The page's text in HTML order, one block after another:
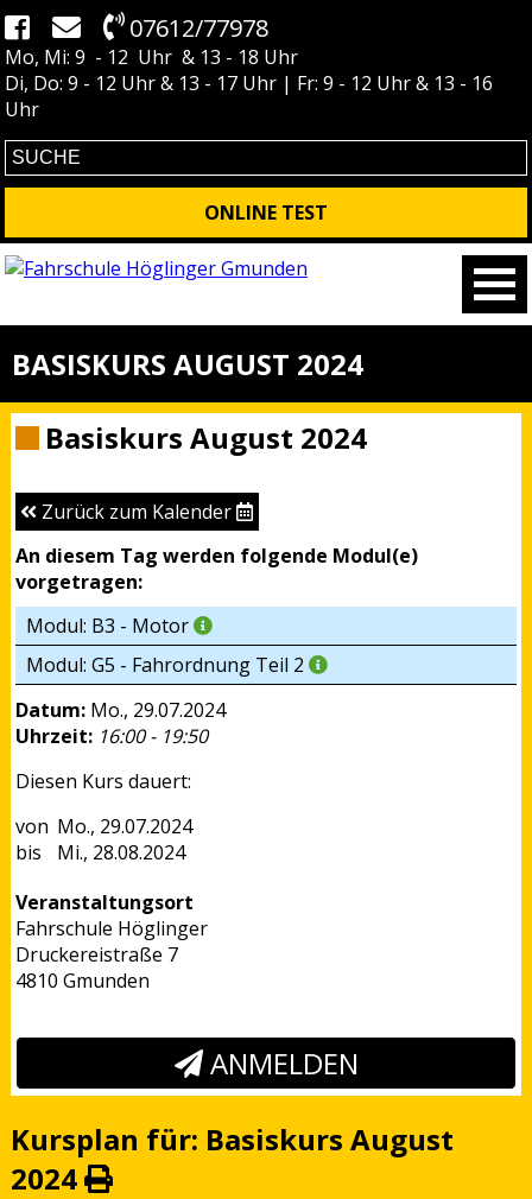
07612/77978
Mo, Mi: 9 - 12 Uhr & 13 - 18 Uhr
Di, Do: 9 - 12 Uhr & 13 - 17 Uhr | Fr: 9 - 12 Uhr & 13 - 16
Uhr
ONLINE TEST
BASISKURS AUGUST 2024
Basiskurs August 2024
Zurück zum Kalender
An diesem Tag werden folgende Modul(e)
vorgetragen:
Modul: B3 - Motor
Modul: G5 - Fahrordnung Teil 2
Datum: Mo., 29.07.2024
Uhrzeit: 16:00 - 19:50
Diesen Kurs dauert:
Mo., 29.07.2024
Mi., 28.08.2024
Veranstaltungsort
Fahrschule Höglinger
Druckereistraße 7
4810 Gmunden
ANMELDEN
Kursplan für: Basiskurs August
2024